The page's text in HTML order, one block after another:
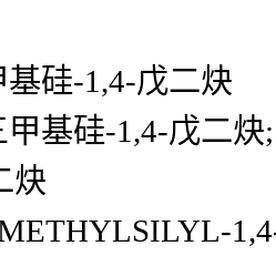
硅-1,4-戊二炔
基硅-1,4-戊二
炔